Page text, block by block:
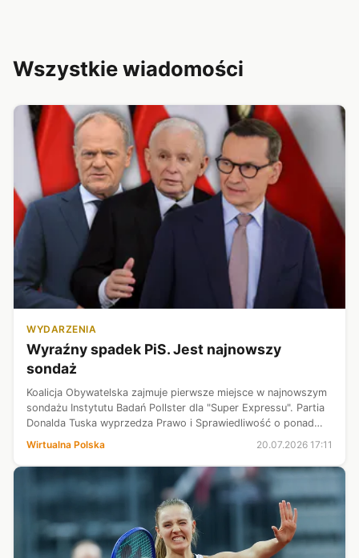
Wszystkie wiadomości
WYDARZENIA
Wyraźny spadek PiS. Jest najnowszy
sondaż
Koalicja Obywatelska zajmuje pierwsze miejsce w najnowszym
sondażu Instytutu Badań Pollster dla "Super Expressu". Partia
Donalda Tuska wyprzedza Prawo i Sprawiedliwość o ponad
Wirtualna Polska 20.07.2026 17:11